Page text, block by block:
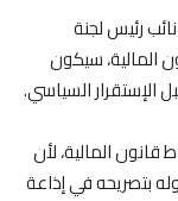
رئيس لجنة
المالية، سيكون
الإستقرار السياسي.
المالية، لأن
بتصريحه في إذاعة